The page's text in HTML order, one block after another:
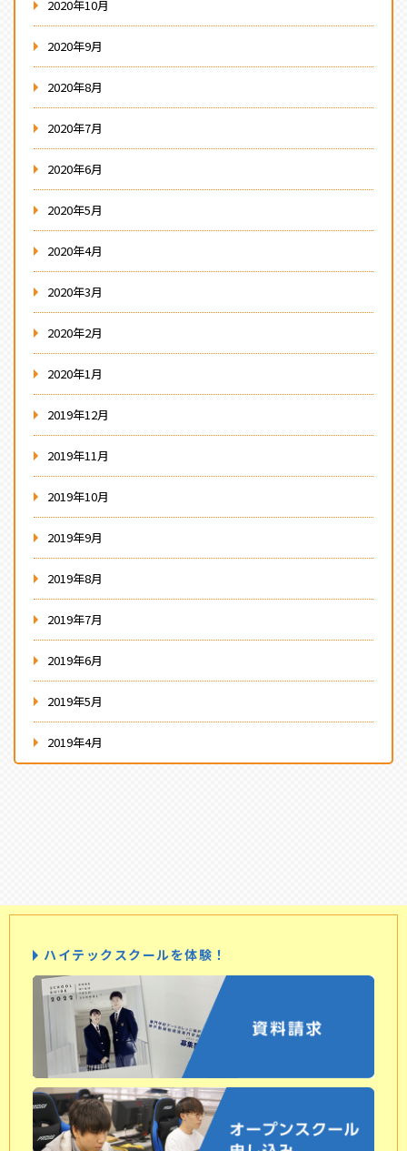
2020年10月
2020年9月
2020年8月
2020年7月
2020年6月
2020年5月
2020年4月
2020年3月
2020年2月
2020年1月
2019年12月
2019年11月
2019年10月
2019年9月
2019年8月
2019年7月
2019年6月
2019年5月
2019年4月
ハイテックスクールを体験！